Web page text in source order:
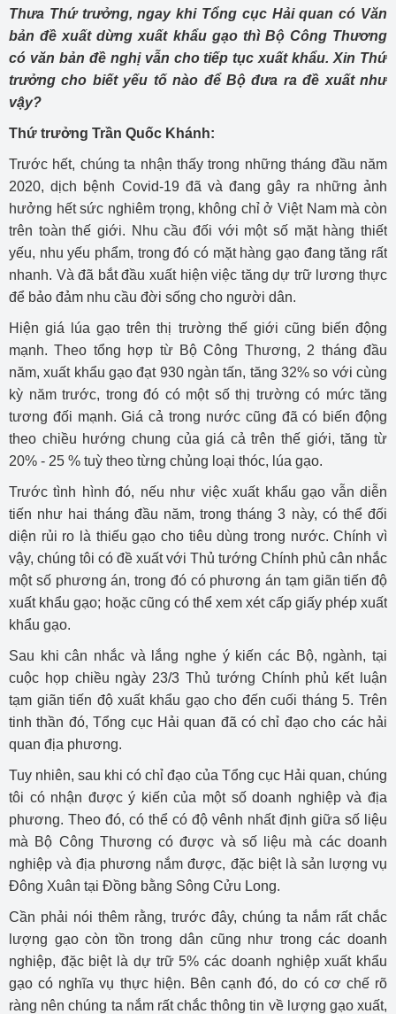
Thưa Thứ trưởng, ngay khi Tổng cục Hải quan có Văn
bản đề xuất dừng xuất khẩu gạo thì Bộ Công Thương
có văn bản đề nghị vẫn cho tiếp tục xuất khẩu. Xin Thứ
trưởng cho biết yếu tố nào để Bộ đưa ra đề xuất như
vậy?
Thứ trưởng Trần Quốc Khánh:
Trước hết, chúng ta nhận thấy trong những tháng đầu năm
2020, dịch bệnh Covid-19 đã và đang gây ra những ảnh
hưởng hết sức nghiêm trọng, không chỉ ở Việt Nam mà còn
trên toàn thế giới. Nhu cầu đối với một số mặt hàng thiết
yếu, nhu yếu phẩm, trong đó có mặt hàng gạo đang tăng rất
nhanh. Và đã bắt đầu xuất hiện việc tăng dự trữ lương thực
để bảo đảm nhu cầu đời sống cho người dân.
Hiện giá lúa gạo trên thị trường thế giới cũng biến động
mạnh. Theo tổng hợp từ Bộ Công Thương, 2 tháng đầu
năm, xuất khẩu gạo đạt 930 ngàn tấn, tăng 32% so với cùng
kỳ năm trước, trong đó có một số thị trường có mức tăng
tương đối mạnh. Giá cả trong nước cũng đã có biến động
theo chiều hướng chung của giá cả trên thế giới, tăng từ
20% - 25 % tuỳ theo từng chủng loại thóc, lúa gạo.
Trước tình hình đó, nếu như việc xuất khẩu gạo vẫn diễn
tiến như hai tháng đầu năm, trong tháng 3 này, có thể đối
diện rủi ro là thiếu gạo cho tiêu dùng trong nước. Chính vì
vậy, chúng tôi có đề xuất với Thủ tướng Chính phủ cân nhắc
một số phương án, trong đó có phương án tạm giãn tiến độ
xuất khẩu gạo; hoặc cũng có thể xem xét cấp giấy phép xuất
khẩu gạo.
Sau khi cân nhắc và lắng nghe ý kiến các Bộ, ngành, tại
cuộc họp chiều ngày 23/3 Thủ tướng Chính phủ kết luận
tạm giãn tiến độ xuất khẩu gạo cho đến cuối tháng 5. Trên
tinh thần đó, Tổng cục Hải quan đã có chỉ đạo cho các hải
quan địa phương.
Tuy nhiên, sau khi có chỉ đạo của Tổng cục Hải quan, chúng
tôi có nhận được ý kiến của một số doanh nghiệp và địa
phương. Theo đó, có thể có độ vênh nhất định giữa số liệu
mà Bộ Công Thương có được và số liệu mà các doanh
nghiệp và địa phương nắm được, đặc biệt là sản lượng vụ
Đông Xuân tại Đồng bằng Sông Cửu Long.
Cần phải nói thêm rằng, trước đây, chúng ta nắm rất chắc
lượng gạo còn tồn trong dân cũng như trong các doanh
nghiệp, đặc biệt là dự trữ 5% các doanh nghiệp xuất khẩu
gạo có nghĩa vụ thực hiện. Bên cạnh đó, do có cơ chế rõ
ràng nên chúng ta nắm rất chắc thông tin về lượng gạo xuất,